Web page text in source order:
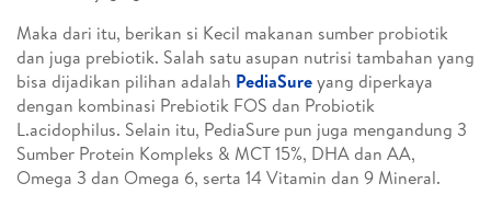
Maka dari itu, berikan si Kecil makanan sumber probiotik
dan juga prebiotik. Salah satu asupan nutrisi tambahan yang
bisa dijadikan pilihan adalah PediaSureyang diperkaya
dengan kombinasi Prebiotik FOS dan Probiotik
L.acidophilus. Selain itu, PediaSure pun juga mengandung 3
Sumber Protein Kompleks & MCT 15%, DHA dan AA,
Omega 3 dan Omega 6, serta 14 Vitamin dan 9 Mineral.